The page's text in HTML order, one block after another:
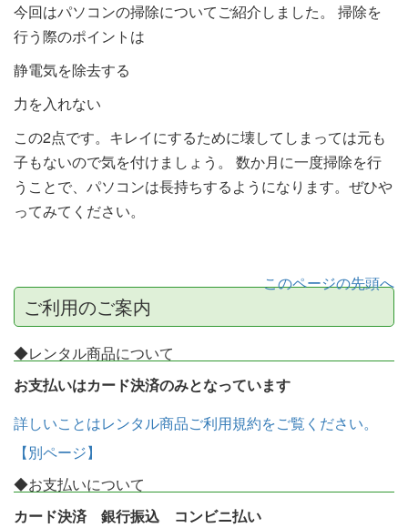
今回はパソコンの掃除についてご紹介しました。 掃除を
行う際のポイントは
静電気を除去する
力を入れない
この2点です。キレイにするために壊してしまっては元も
子もないので気を付けましょう。 数か月に一度掃除を行
うことで、パソコンは長持ちするようになります。ぜひや
ってみてください。
このページの先頭へ
ご利用のご案内
◆レンタル商品について
お支払いはカード決済のみとなっています
詳しいことはレンタル商品ご利用規約をご覧ください。
【別ページ】
◆お支払いについて
カード決済 銀行振込 コンビニ払い